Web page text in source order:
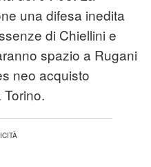
una difesa inedita
di Chiellini e
spazio a Rugani
neo acquisto